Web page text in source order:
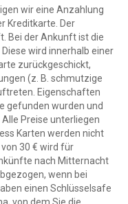
wir eine Anzahlung
Kreditkarte. Der
Bei der Ankunft ist die
wird innerhalb einer
zurückgeschickt,
(z. B. schmutzige
Eigenschaften
gefunden wurden und
Preise unterliegen
Karten werden nicht
30 € wird für
nach Mitternacht
wenn bei
einen Schlüsselsafe